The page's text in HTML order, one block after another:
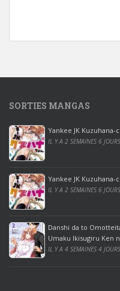
d
0
p
r
o
o
ff
i
c
e
2
0
1
SORTIES MANGAS
Yankee JK Kuzuhana-
IL Y A 2 SEMAINES 6
Yankee JK Kuzuhana-
IL Y A 2 SEMAINES 6
Danshi da to
Umaku Ikisugiru Ken
IL Y A 4 SEMAINES 4